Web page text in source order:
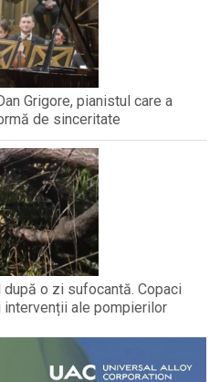
Grigore, pianistul care a
de sinceritate
după o zi sufocantă. Copaci
intervenții ale pompierilor